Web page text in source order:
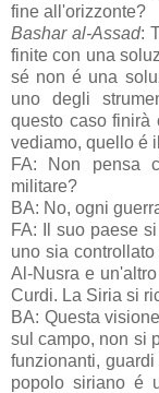
fine all'orizzonte?
Bashar al-Assad:
finite con una
sé non é una
uno degli
questo caso finirà
vediamo, quello é
FA: Non pensa
militare?
BA: No, ogni
FA: Il suo paese
uno sia
Al-Nusra e
Curdi. La Siria si
BA: Questa
sul campo, non si
funzionanti,
popolo siriano é